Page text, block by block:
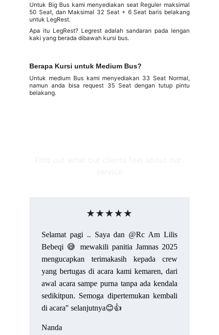
Untuk Big Bus kami menyediakan seat Reguler maksimal
50 Seat, dan Maksimal 32 Seat + 6 Seat baris belakang
untuk LegRest.
Apa itu LegRest? Legrest adalah sandaran pada lengan
kaki yang berada dibawah kursi bus.
Berapa Kursi untuk Medium Bus?
Untuk medium Bus kami menyediakan 33 Seat Normal,
namun anda bisa request 35 Seat dengan tutup pintu
belakang.
Selamat pagi .. Saya dan @Rc Am Lilis
Bebeqi 😅 mewakili panitia Jamnas 2025
mengucapkan terimakasih kepada crew
yang bertugas di acara kami kemaren, dari
awal acara sampe purna tanpa ada kendala
sedikitpun. Semoga dipertemukan kembali
di acara" selanjutnya😊👍
Nanda
★★★★★